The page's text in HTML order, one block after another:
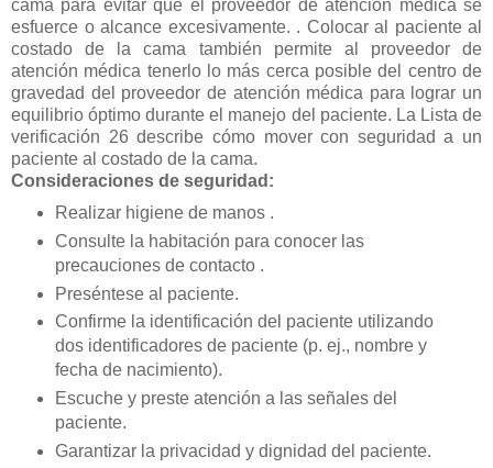
cama para evitar que el proveedor de atención médica se
esfuerce o alcance excesivamente. . Colocar al paciente al
costado de la cama también permite al proveedor de
atención médica tenerlo lo más cerca posible del centro de
gravedad del proveedor de atención médica para lograr un
equilibrio óptimo durante el manejo del paciente. La Lista de
verificación 26 describe cómo mover con seguridad a un
paciente al costado de la cama.
Consideraciones de seguridad:
Realizar higiene de manos .
Consulte la habitación para conocer las
precauciones de contacto .
Preséntese al paciente.
Confirme la identificación del paciente utilizando
dos identificadores de paciente (p. ej., nombre y
fecha de nacimiento).
Escuche y preste atención a las señales del
paciente.
Garantizar la privacidad y dignidad del paciente.